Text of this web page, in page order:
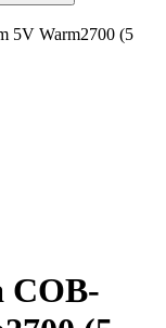
5V Warm2700 (5
COB-